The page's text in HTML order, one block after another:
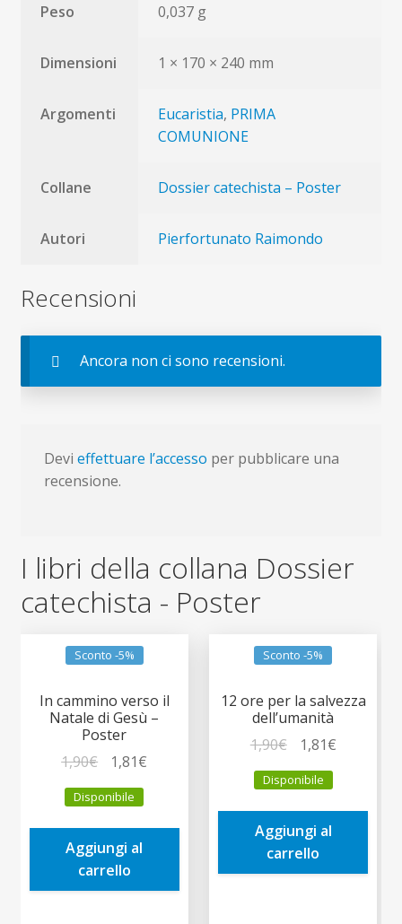
Peso 0,037 g
Dimensioni 1 × 170 × 240 mm
Argomenti Eucaristia, PRIMA
COMUNIONE
Collane Dossier catechista – Poster
Autori Pierfortunato Raimondo
Recensioni
Ancora non ci sono recensioni.
Devi effettuare l’accesso per pubblicare una
recensione.
I libri della collana Dossier
catechista - Poster
Sconto -5%
In cammino verso il
Natale di Gesù –
Poster
1,90€
prezzo
originale
era:
1,90€.
1,81€
è:
Disponibile
Aggiungi al
carrello
Sconto -5%
12 ore per la salvezza
dell’umanità
1,90€
prezzo
originale
era:
1,90€.
1,81€Il
è:
Disponibile
Aggiungi al
carrello